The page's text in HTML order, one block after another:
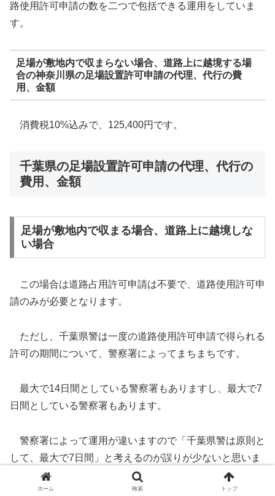
路使用許可申請の数を二つで包括できる運用をしていま
す。
足場が敷地内で収まらない場合、道路上に越境する場
合の神奈川県の足場設置許可申請の代理、代行の費
用、金額
消費税10%込みで、125,400円です。
千葉県の足場設置許可申請の代理、代行の
費用、金額
足場が敷地内で収まる場合、道路上に越境しな
い場合
この場合は道路占用許可申請は不要で、道路使用許可申
請のみが必要となります。
ただし、千葉県警は一度の道路使用許可申請で得られる
許可の期間について、警察署によってまちまちです。
最大で14日間としている警察署もありますし、最大で7
日間としている警察署もあります。
警察署によって運用が違いますので「千葉県警は原則と
して、最大で7日間」と考えるのが誤りが少ないと思いま
ホーム 検索 トップ